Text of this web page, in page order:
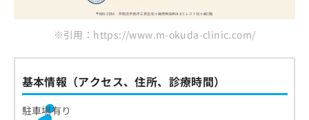
※引用：https://www.m-okuda-clinic.com/
基本情報（アクセス、住所、診療時間）
駐車場有り